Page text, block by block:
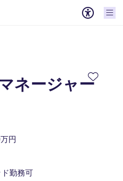
ネージャー
円
勤務可